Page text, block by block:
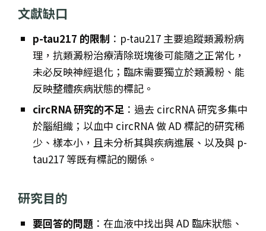
文獻缺口
p-tau217 的限制 ：p-tau217 主要追蹤類澱粉病
理，抗類澱粉治療清除斑塊後可能隨之正常化，
未必反映神經退化；臨床需要獨立於類澱粉、能
反映整體疾病狀態的標記。
circRNA 研究的不足 ：過去 circRNA 研究多集中
於腦組織；以血中 circRNA 做 AD 標記的研究稀
少、樣本小，且未分析其與疾病進展、以及與 p-
tau217 等既有標記的關係。
研究目的
要回答的問題 ：在血液中找出與 AD 臨床狀態、